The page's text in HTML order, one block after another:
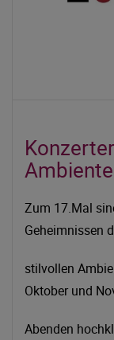
Zum 17.Mal
Geheimnissen
stilvollen
Oktober und
Abenden